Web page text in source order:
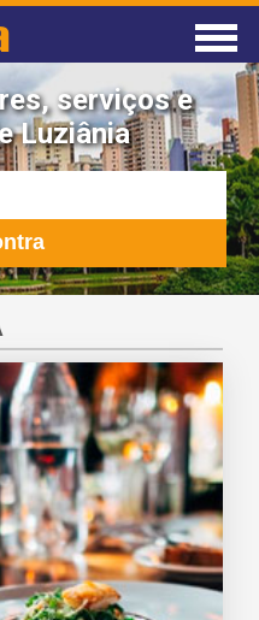
serviços e
Luziânia